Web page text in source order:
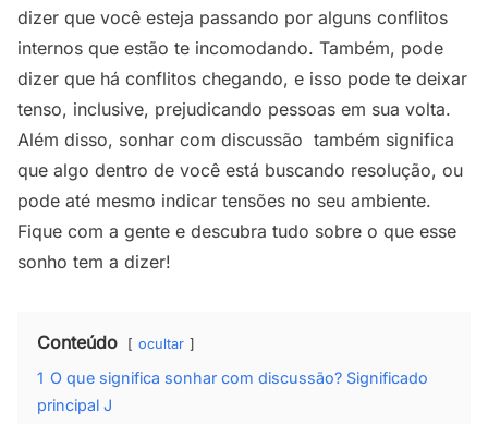
dizer que você esteja passando por alguns conflitos
internos que estão te incomodando. Também, pode
dizer que há conflitos chegando, e isso pode te deixar
tenso, inclusive, prejudicando pessoas em sua volta.
Além disso, sonhar com discussão também significa
que algo dentro de você está buscando resolução, ou
pode até mesmo indicar tensões no seu ambiente.
Fique com a gente e descubra tudo sobre o que esse
sonho tem a dizer!
Conteúdo ocultar
1 O que significa sonhar com discussão? Significado
principal J